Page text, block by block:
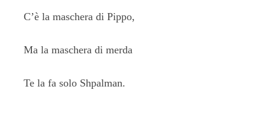
C’è la maschera di Pippo,
Ma la maschera di merda
Te la fa solo Shpalman.